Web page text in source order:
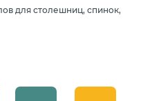
для столешниц, спинок,